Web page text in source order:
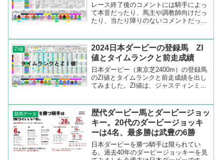
レース終了後のコメントには騎手によっ
て本音だったり、馬主や調教師向けだっ
たり、当たり障りのないコメントだった
近いので、次のレースの参考になりま
す。そこで、レース後コメン...
ZI値
2024日本ダービーの登録馬 ZI
値とタイムランクと前走成績
日本ダービー（東京芝2400m）の登録馬
のZI値とタイムランクと前走成績を出し
てみました。ZI値は、ジャスティンミラ
（125）、ショウナンラプンタ（121）の
順...
競馬データ
歴代ダービー馬とダービージョッ
キー。20代のダービージョッキ
ーは4名、最多勝は武豊の6勝
日本ダービーを勝つ騎手は限られてい
る。過去40年のダービージョッキーを見